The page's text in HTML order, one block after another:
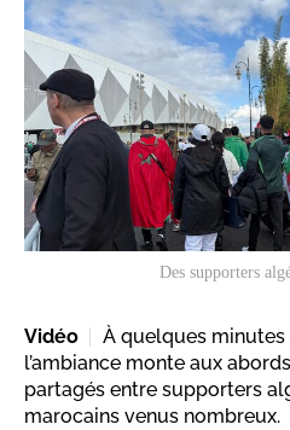
Des supporters
Vidéo
À quelques minutes
l’ambiance monte aux
partagés entre supporters
marocains venus nombreux.